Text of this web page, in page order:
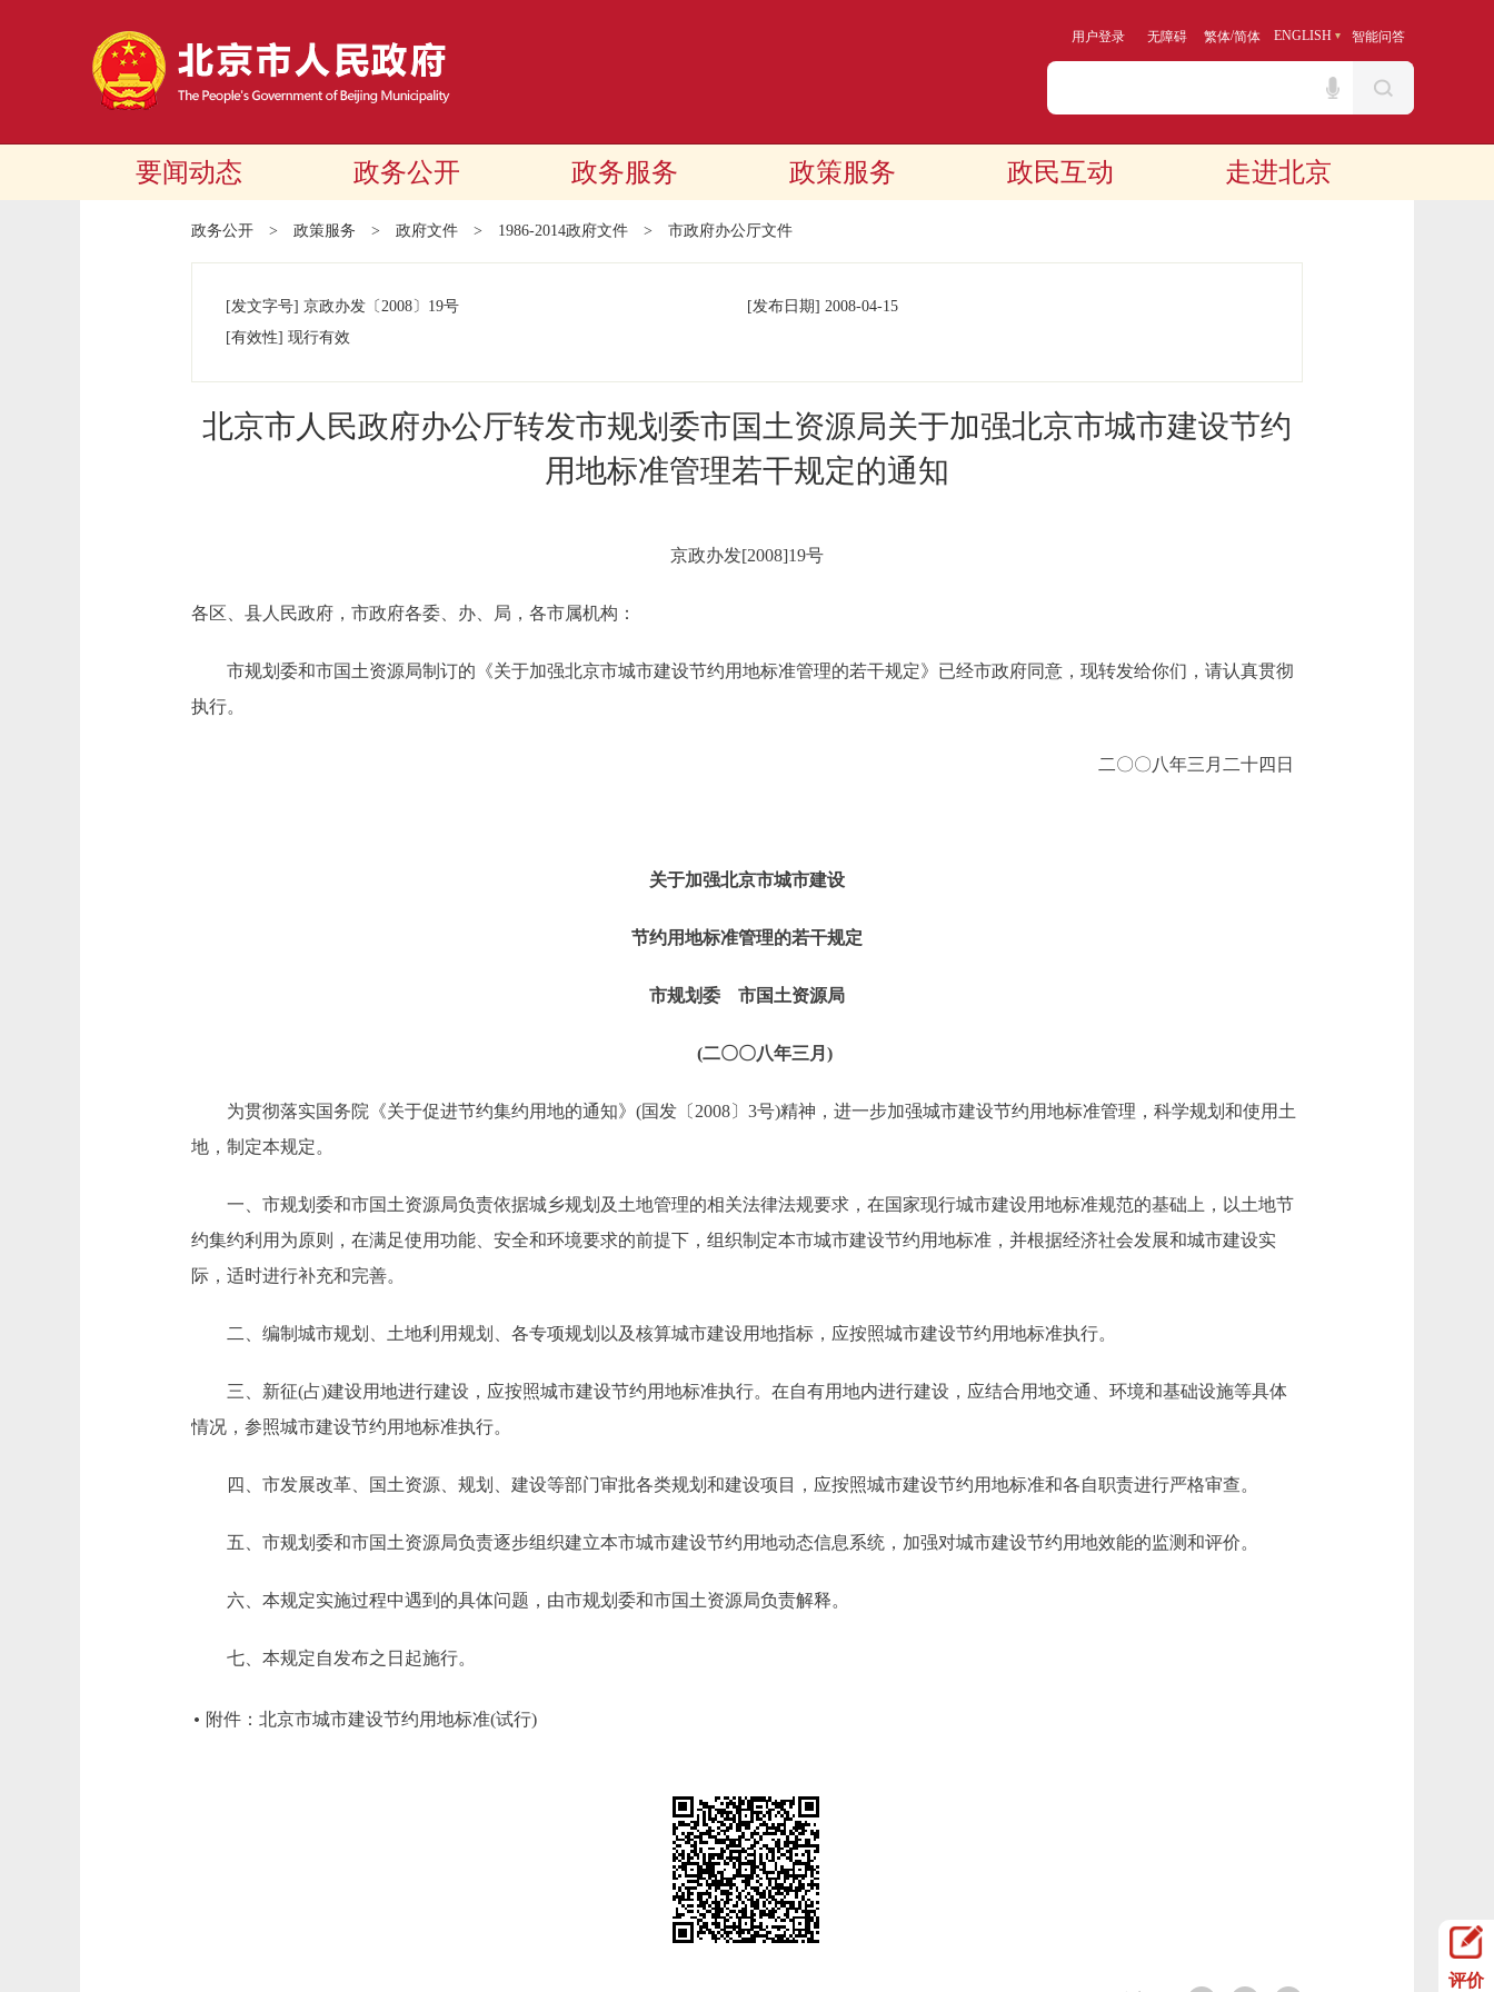
用户登录 无障碍 繁体/简体 ENGLISH 智能问答
要闻动态 政务公开 政务服务 政策服务 政民互动 走进北京
政务公开 > 政策服务 > 政府文件 > 1986-2014政府文件 > 市政府办公厅文件
[发文字号] 京政办发 〔2008〕 19号 [发布日期] 2008-04-15
[有效性] 现行有效
北京市人民政府办公厅转发市规划委市国土资源局关于加强北京市城市建设节约
用地标准管理若干规定的通知
京政办发[2008]19号
各区、县人民政府，市政府各委、办、局，各市属机构：
市规划委和市国土资源局制订的《关于加强北京市城市建设节约用地标准管理的若干规定》已经市政府同意，现转发给你们，请认真贯彻
执行。
二〇〇八年三月二十四日
关于加强北京市城市建设
节约用地标准管理的若干规定
市规划委 市国土资源局
(二〇〇八年三月)
为贯彻落实国务院《关于促进节约集约用地的通知》(国发〔2008〕3号)精神，进一步加强城市建设节约用地标准管理，科学规划和使用土
地，制定本规定。
一、市规划委和市国土资源局负责依据城乡规划及土地管理的相关法律法规要求，在国家现行城市建设用地标准规范的基础上，以土地节
约集约利用为原则，在满足使用功能、安全和环境要求的前提下，组织制定本市城市建设节约用地标准，并根据经济社会发展和城市建设实
际，适时进行补充和完善。
二、编制城市规划、土地利用规划、各专项规划以及核算城市建设用地指标，应按照城市建设节约用地标准执行。
三、新征(占)建设用地进行建设，应按照城市建设节约用地标准执行。在自有用地内进行建设，应结合用地交通、环境和基础设施等具体
情况，参照城市建设节约用地标准执行。
四、市发展改革、国土资源、规划、建设等部门审批各类规划和建设项目，应按照城市建设节约用地标准和各自职责进行严格审查。
五、市规划委和市国土资源局负责逐步组织建立本市城市建设节约用地动态信息系统，加强对城市建设节约用地效能的监测和评价。
六、本规定实施过程中遇到的具体问题，由市规划委和市国土资源局负责解释。
七、本规定自发布之日起施行。
附件： 北京市城市建设节约用地标准(试行)
评价